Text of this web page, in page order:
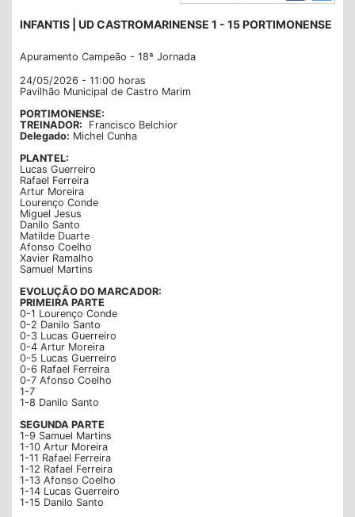
INFANTIS | UD CASTROMARINENSE 1 - 15 PORTIMONENSE
Apuramento Campeão - 18ª Jornada
24/05/2026 - 11:00 horas
Pavilhão Municipal de Castro Marim
PORTIMONENSE:
TREINADOR: Francisco Belchior
Delegado: Michel Cunha
PLANTEL:
Lucas Guerreiro
Rafael Ferreira
Artur Moreira
Lourenço Conde
Miguel Jesus
Danilo Santo
Matilde Duarte
Afonso Coelho
Xavier Ramalho
Samuel Martins
EVOLUÇÃO DO MARCADOR:
PRIMEIRA PARTE
0-1 Lourenço Conde
0-2 Danilo Santo
0-3 Lucas Guerreiro
0-4 Artur Moreira
0-5 Lucas Guerreiro
0-6 Rafael Ferreira
0-7 Afonso Coelho
1-7
1-8 Danilo Santo
SEGUNDA PARTE
1-9 Samuel Martins
1-10 Artur Moreira
1-11 Rafael Ferreira
1-12 Rafael Ferreira
1-13 Afonso Coelho
1-14 Lucas Guerreiro
1-15 Danilo Santo